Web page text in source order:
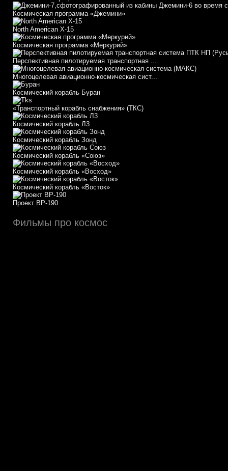
Космическая программа «Джемини»
North American X-15
Космическая программа «Меркурий»
Перспективная пилотируемая транспортная ...
Многоцелевая авиационно-космическая сист...
Космический корабль Буран
«Транспортный корабль снабжения» (ТКС)
Космический корабль Л3
Космический корабль Зонд
Космический корабль «Союз»
Космический корабль «Восход»
Космический корабль «Восток»
Проект ВР-190
Фильмы про космос